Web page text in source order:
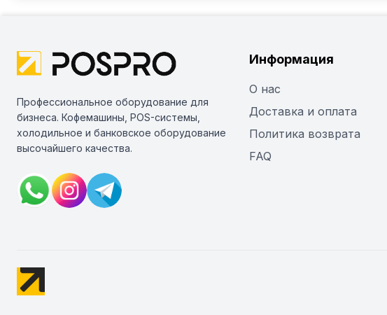
Профессиональное оборудование для
бизнеса. Кофемашины, POS-системы,
холодильное и банковское оборудование
высочайшего качества.
Информация
О нас
Доставка и оплата
Политика возврата
FAQ